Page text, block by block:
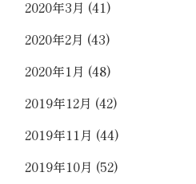
2020年3月 (41)
2020年2月 (43)
2020年1月 (48)
2019年12月 (42)
2019年11月 (44)
2019年10月 (52)